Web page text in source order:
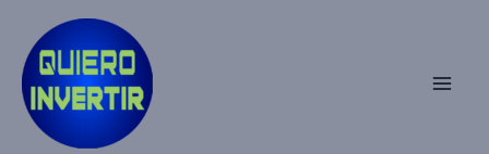
contenido